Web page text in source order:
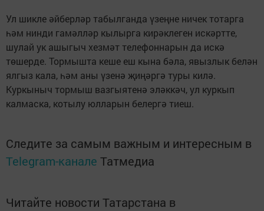
Ул шикле әйберләр табылганда үзеңне ничек тотарга
һәм нинди гамәлләр кылырга кирәклеген искәртте,
шулай ук ашыгыч хезмәт телефоннарын да искә
төшерде. Тормышта кеше еш кына бәла, явызлык белән
ялгыз кала, һәм аны үзенә җиңәргә туры килә.
Куркыныч тормыш вазгыятенә эләккәч, ул куркып
калмаска, котылу юлларын белергә тиеш.
Следите за самым важным и интересным в
Telegram-канале Татмедиа
Читайте новости Татарстана в